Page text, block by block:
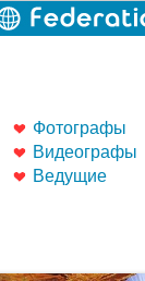
Фотографы
Видеографы
Ведущие